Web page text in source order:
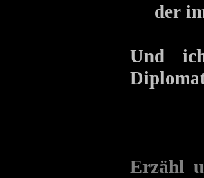
der
Und
Erzähl